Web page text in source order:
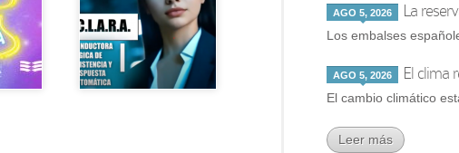
AGO 5, 2026 La
Los embalses
AGO 5, 2026 El clima
El cambio climático
Leer más